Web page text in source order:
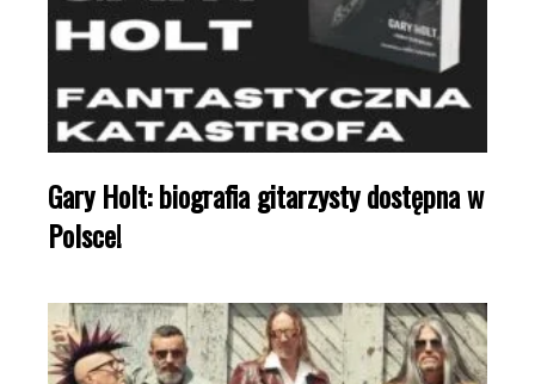
Gary Holt: biografia gitarzysty dostępna w
Polsce!